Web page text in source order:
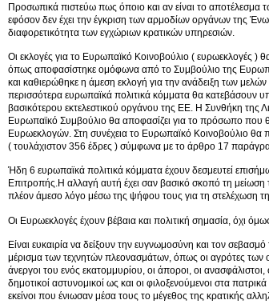
Προσωπικά πιστεύω πως όποιο και αν είναι το αποτέλεσμα
εφόσον δεν έχει την έγκριση των αρμοδίων οργάνων της
διαφορετικότητα των εγχώριων κρατικών υπηρεσιών.
Οι εκλογές για το Ευρωπαïκό Κοινοβούλιο ( ευρωεκλογές )
όπως αποφασίστηκε ομόφωνα από το Συμβούλιο της
και καθιερώθηκε η άμεση εκλογή για την ανάδειξη των
περισσότερα ευρωπαϊκά πολιτικά κόμματα θα κατεβάσουν
βασικότερου εκτελεστικού οργάνου της ΕΕ. Η Συνθήκη
Ευρωπαϊκό Συμβούλιο θα αποφασίζει για το πρόσωπο που
Ευρωεκλογών. Στη συνέχεια το Ευρωπαϊκό Κοινοβούλιο
( τουλάχιστον 356 έδρες ) σύμφωνα με το άρθρο 17
Ήδη 6 ευρωπαϊκά πολιτικά κόμματα έχουν δεσμευτεί
Επιτροπής.Η αλλαγή αυτή έχει σαν βασικό σκοπό τη μείωση
πλέον άμεσο λόγο μέσω της ψήφου τους για τη στελέχωση
Οι Ευρωεκλογές έχουν βέβαια και πολιτική σημασία, όχι
Είναι ευκαιρία να δείξουν την ευγνωμοσύνη και τον
μέρισμα των τεχνητών πλεονασμάτων, όπως οι αγρότες
άνεργοι του ενός εκατομμυρίου, οι άποροι, οι ανασφάλιστοι,
δημοτικοί αστυνομικοί ως και οι φιλοξενούμενοι στα
εκείνοι που ένιωσαν μέσα τους το μέγεθος της κρατικής